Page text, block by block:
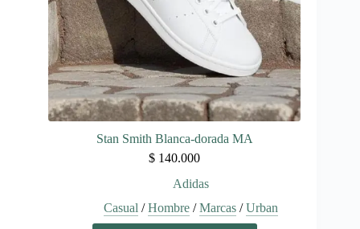
producto
Stan Smith Blanca-dorada MA
$ 140.000
Adidas
Casual /Hombre/Marcas/Urban